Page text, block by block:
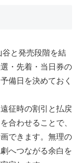
と発売段階を結
・先着・当日券の
備日を決めておく
征時の割引と払戻
合わせることで、
できます。無理の
へつながる余白を